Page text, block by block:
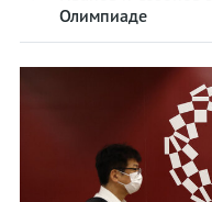
Бадминтон
Баскетбол
Велоспорт
Олимпиаде
Бадминтон
Баскетбол
Велоспорт